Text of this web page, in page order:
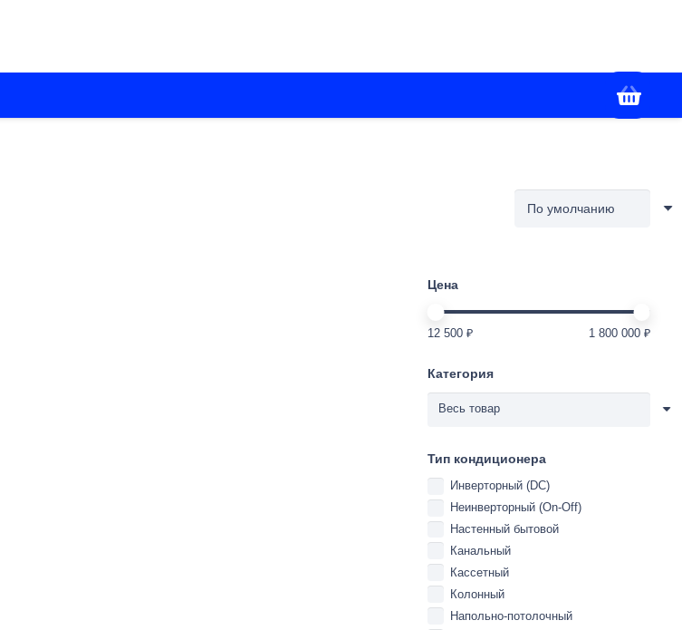
Цена
12 500 ₽ 1 800 000 ₽
Категория
Тип кондиционера
Инверторный (DC)
Неинверторный (On-Off)
Настенный бытовой
Канальный
Кассетный
Колонный
Напольно-потолочный